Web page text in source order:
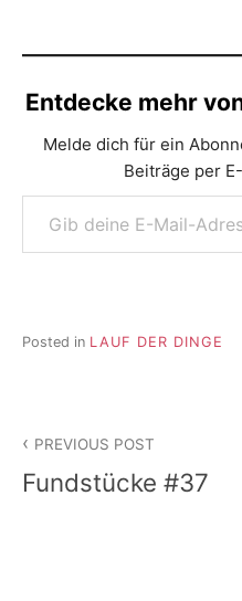
Entdecke mehr
Melde dich für ein
Beiträge per
Gib deine E-Mail-Adresse ein ...
Posted in LAUF DER DINGE
PREVIOUS POST
Fundstücke #37